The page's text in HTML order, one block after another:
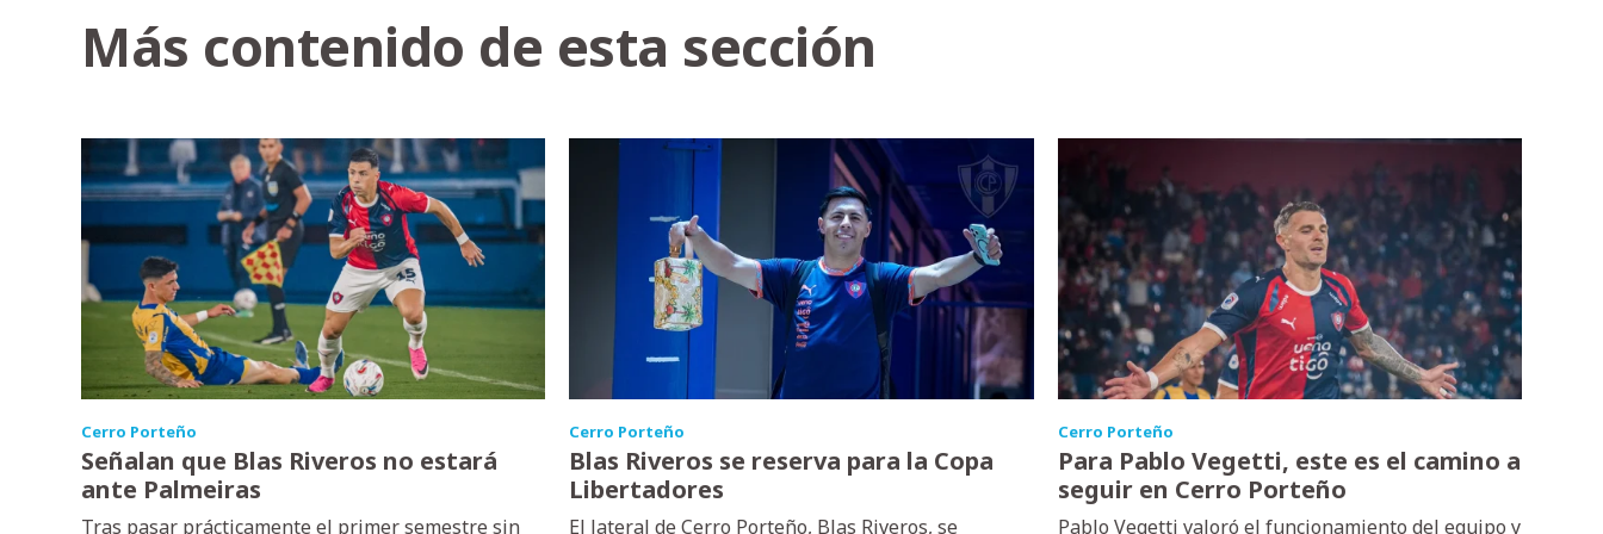
Más contenido de esta sección
Cerro Porteño
Señalan que Blas Riveros no estará
ante Palmeiras
Tras pasar prácticamente el primer semestre sin
Cerro Porteño
Blas Riveros se reserva para la Copa
Libertadores
El lateral de Cerro Porteño, Blas Riveros, se
Cerro Porteño
Para Pablo Vegetti, este es el camino a
seguir en Cerro Porteño
Pablo Vegetti valoró el funcionamiento del equipo y